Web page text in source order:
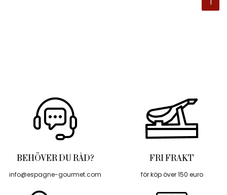
BEHÖVER DU RÅD?
info@espagne-gourmet.com
FRI FRAKT
för köp över 150 euro